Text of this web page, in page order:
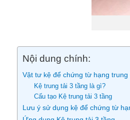
Nội dung chính:
Vật tư kệ để chứng từ hạng trung
Kệ trung tải 3 tầng là gì?
Cấu tạo Kệ trung tải 3 tầng
Lưu ý sử dụng kệ để chứng từ